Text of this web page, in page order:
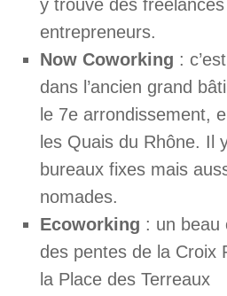
y trouve des
entrepreneurs.
Now Coworking :
dans l’ancien grand
le 7e arrondissement,
les Quais du Rhône. Il
bureaux fixes mais
nomades.
Ecoworking : un beau
des pentes de la Croix
la Place des Terreaux